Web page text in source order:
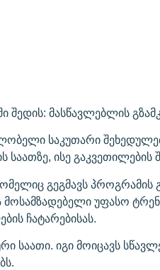
შედის: მასწავლებლის
საკუთარი
ისე გაკვეთილების
გეგმავს პროგრამის
უფასო
ჩატარებისას.
საათი. იგი მოიცავს